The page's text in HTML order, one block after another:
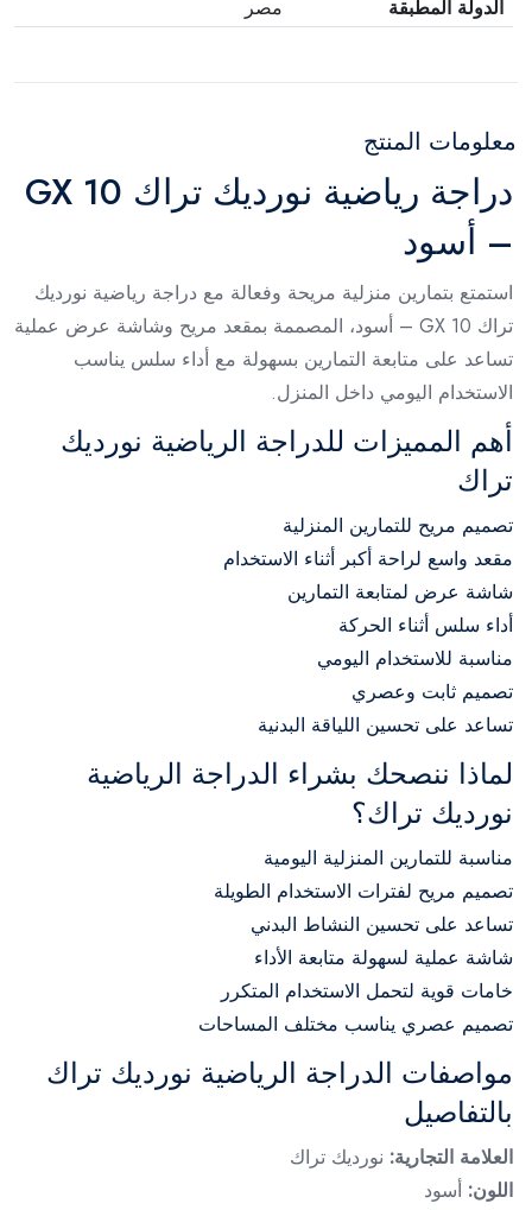
الدولة المطبقة
مصر
معلومات المنتج
دراجة رياضية نورديك تراك GX 10
– أسود
استمتع بتمارين منزلية مريحة وفعالة مع دراجة رياضية نورديك
تراك GX 10 – أسود، المصممة بمقعد مريح وشاشة عرض عملية
تساعد على متابعة التمارين بسهولة مع أداء سلس يناسب
الاستخدام اليومي داخل المنزل.
أهم المميزات للدراجة الرياضية نورديك
تراك
تصميم مريح للتمارين المنزلية
مقعد واسع لراحة أكبر أثناء الاستخدام
شاشة عرض لمتابعة التمارين
أداء سلس أثناء الحركة
مناسبة للاستخدام اليومي
تصميم ثابت وعصري
تساعد على تحسين اللياقة البدنية
لماذا ننصحك بشراء الدراجة الرياضية
نورديك تراك؟
مناسبة للتمارين المنزلية اليومية
تصميم مريح لفترات الاستخدام الطويلة
تساعد على تحسين النشاط البدني
شاشة عملية لسهولة متابعة الأداء
خامات قوية لتحمل الاستخدام المتكرر
تصميم عصري يناسب مختلف المساحات
مواصفات الدراجة الرياضية نورديك تراك
بالتفاصيل
العلامة التجارية: نورديك تراك
اللون: أسود